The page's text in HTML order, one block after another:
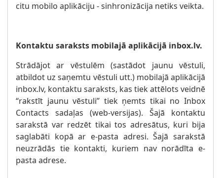
citu mobilo aplikāciju - sinhronizācija netiks veikta.
Kontaktu saraksts mobilajā aplikācijā inbox.lv.
Strādājot ar vēstulēm (sastādot jaunu vēstuli,
atbildot uz saņemtu vēstuli utt.) mobilajā aplikācijā
inbox.lv, kontaktu saraksts, kas tiek attēlots veidnē
“rakstīt jaunu vēstuli” tiek ņemts tikai no Inbox
Contacts sadaļas (web-versijas). Šajā kontaktu
sarakstā var redzēt tikai tos adresātus, kuri bija
saglabāti kopā ar e-pasta adresi. Šajā sarakstā
neuzrādās tie kontakti, kuriem nav norādīta e-
pasta adrese.